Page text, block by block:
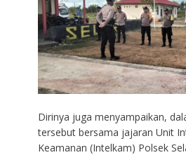
Dirinya juga menyampaikan,
tersebut bersama jajaran Unit
Keamanan (Intelkam) Polsek